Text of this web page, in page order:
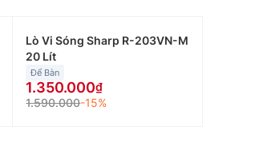
Lò Vi Sóng Sharp R-203VN-M
20 Lít
Để Bàn
1.350.000
1.590.000-15%